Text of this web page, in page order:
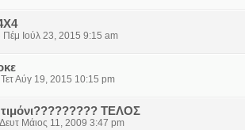
Πέμ Ιούλ 23, 2015 9:15 am
Αύγ 19, 2015 10:15 pm
τιμόνι????????? ΤΕΛΟΣ
Μάιος 11, 2009 3:47 pm